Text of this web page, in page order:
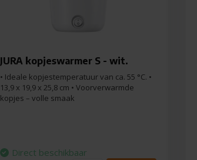
JURA kopjeswarmer S - wit.
• Ideale kopjestemperatuur van ca. 55 °C. •
13,9 x 19,9 x 25,8 cm • Voorverwarmde
kopjes – volle smaak
Direct beschikbaar